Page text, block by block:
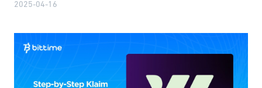
2025-04-16